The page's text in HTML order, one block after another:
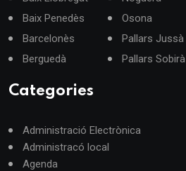
Baix Penedès
Barcelonès
Berguedà
Osona
Pallars Jussà
Pallars Sobirà
Categories
Administració Electrònica
Administracó local
Agenda